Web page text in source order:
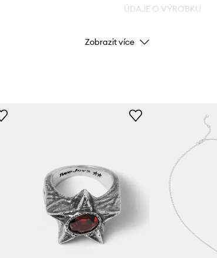
ÚDAJE O VÝROBKU
Kód výrobce
Značka
Zobrazit více